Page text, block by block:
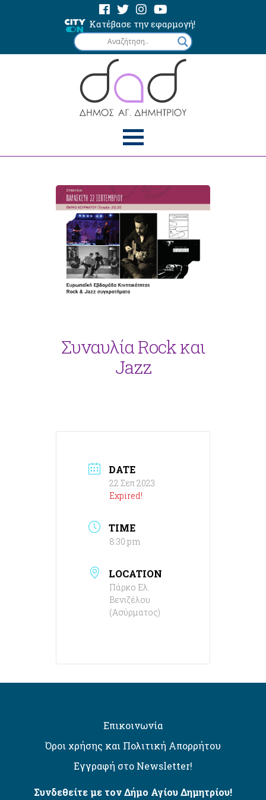
Κατέβασε την εφαρμογή!
Συναυλία Rock και
Jazz
DATE
22 Σεπ 2023
Expired!
TIME
8:30 pm
LOCATION
Πάρκο Ελ.
Βενιζέλου
(Ασύρματος)
Επικοινωνία
Όροι χρήσης και Πολιτική Απορρήτου
Εγγραφή στο Newsletter!
Συνδεθείτε με τον Δήμο Αγίου Δημητρίου!